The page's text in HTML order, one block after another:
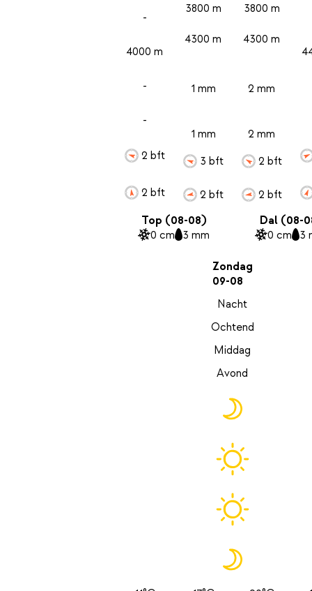
-
4000 m
-
-
2 bft
2 bft
3800 m
4300 m
1 mm
1 mm
3 bft
2 bft
3800 m
4300 m
2 mm
2 mm
2 bft
2 bft
Top (08-08)
0 cm 3 mm
Dal (08-
0 cm 3
Zondag
09-08
Nacht
Ochtend
Middag
Avond